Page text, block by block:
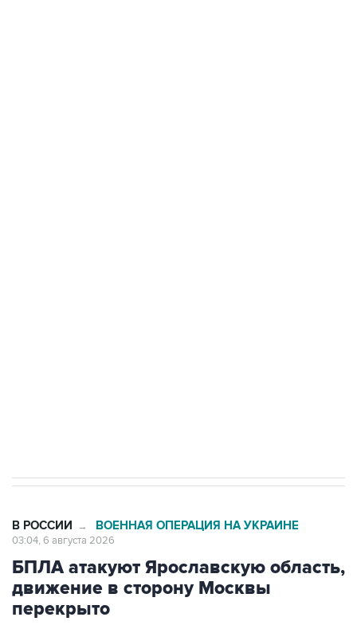
В РОССИИ → ВОЕННАЯ ОПЕРАЦИЯ НА УКРАИНЕ
03:04, 6 августа 2026
БПЛА атакуют Ярославскую область,
движение в сторону Москвы
перекрыто